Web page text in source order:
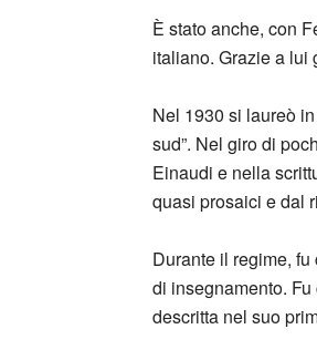
È stato anche, con
italiano. Grazie a lui
Nel 1930 si laureò
sud”. Nel giro di
Einaudi e nella
quasi prosaici e dal
Durante il regime,
di insegnamento.
descritta nel suo